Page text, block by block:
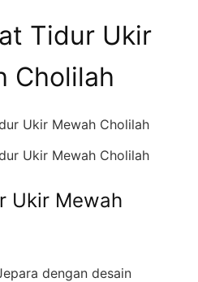
Tidur Ukir
Cholilah
Ukir Mewah Cholilah
Ukir Mewah
dengan desain